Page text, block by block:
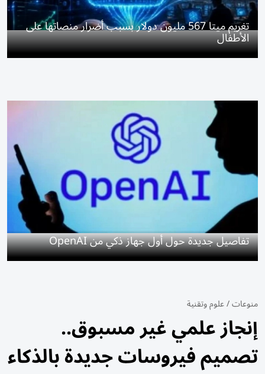
تغريم ميتا 567 مليون دولار بسبب أضرار منصاتها على
الأطفال
تفاصيل جديدة حول أول جهاز ذكي من OpenAI
منوعات/علوم وتقنية
إنجاز علمي غير مسبوق..
تصميم فيروسات جديدة بالذكاء